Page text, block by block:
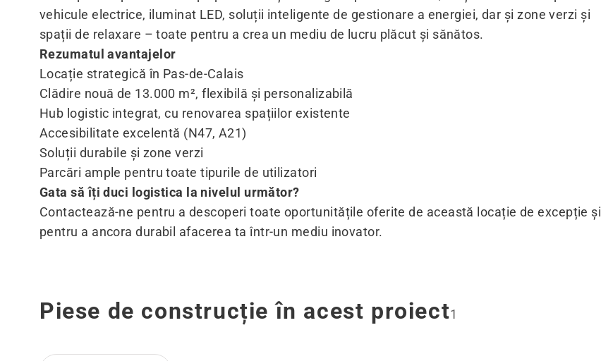
vehicule electrice, iluminat LED, soluții inteligente de gestionare a energiei, dar și zone verzi și
spații de relaxare – toate pentru a crea un mediu de lucru plăcut și sănătos.
Rezumatul avantajelor
Locație strategică în Pas-de-Calais
Clădire nouă de 13.000 m², flexibilă și personalizabilă
Hub logistic integrat, cu renovarea spațiilor existente
Accesibilitate excelentă (N47, A21)
Soluții durabile și zone verzi
Parcări ample pentru toate tipurile de utilizatori
Gata să îți duci logistica la nivelul următor?
Contactează-ne pentru a descoperi toate oportunitățile oferite de această locație de excepție și
pentru a ancora durabil afacerea ta într-un mediu inovator.
Piese de construcție în acest proiect1